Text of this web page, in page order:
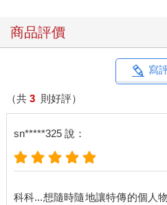
商品評價
寫
（共 3 則好評）
sn*****325 說：
科科...想隨時隨地讓特傳的個人